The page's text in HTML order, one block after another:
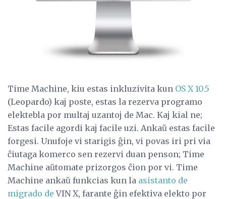
Time Machine, kiu estas inkluzivita kun OS X 10.5
(Leopardo) kaj poste, estas la rezerva programo
elektebla por multaj uzantoj de Mac. Kaj kial ne;
Estas facile agordi kaj facile uzi. Ankaŭ estas facile
forgesi. Unufoje vi starigis ĝin, vi povas iri pri via
ĉiutaga komerco sen rezervi duan penson; Time
Machine aŭtomate prizorgos ĉion por vi. Time
Machine ankaŭ funkcias kun la asistanto de
migrado de VIN X, farante ĝin efektiva elekto por